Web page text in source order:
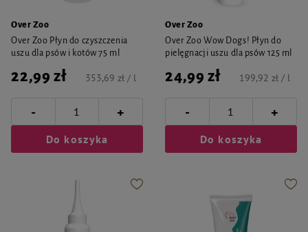
Over Zoo
Over Zoo Płyn do czyszczenia
uszu dla psów i kotów 75 ml
22,99 zł 353,69 zł / l
- +
Do koszyka
Over Zoo
Over Zoo Wow Dogs! Płyn do
pielęgnacji uszu dla psów 125 ml
24,99 zł 199,92 zł / l
- +
Do koszyka